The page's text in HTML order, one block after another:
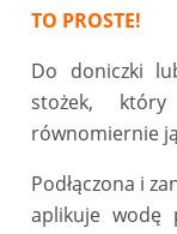
TO PROSTE!
Do doniczki
stożek,
równomiernie
Podłączona i
aplikuje wodę